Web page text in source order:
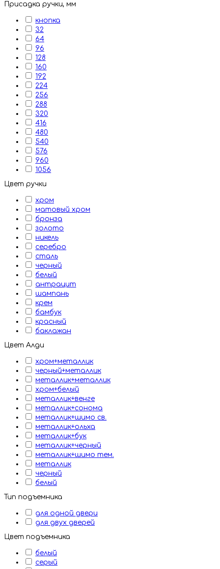
Присадка ручки, мм
кнопка
32
64
96
128
160
192
224
256
288
320
416
480
540
576
960
1056
Цвет ручки
хром
матовый хром
бронза
золото
никель
серебро
сталь
черный
белый
антрацит
шампань
крем
бамбук
красный
баклажан
Цвет Алди
хром+металлик
черный+металлик
металлик+металлик
хром+белый
металлик+венге
металлик+сонома
металлик+шимо св.
металлик+ольха
металлик+бук
металлик+черный
металлик+шимо тем.
металлик
черный
белый
Тип подъемника
для одной двери
для двух дверей
Цвет подъемника
белый
серый